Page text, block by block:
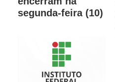
segunda-feira (10)